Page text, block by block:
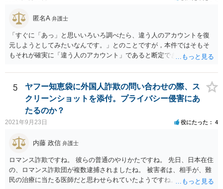
匿名A 弁護士
「すぐに「あっ」と思いいろいろ調べたら、違う人のアカウントを復
元しようとしてみたいなんです。」とのことですが，本件ではそもそ
もそれが確実に「違う人のアカウント」であると断定できていません
できません。余計な心配でしょう。
5
ヤフー知恵袋に外国人詐欺の問い合わせの際、ス
クリーンショットを添付。プライバシー侵害にあ
たるのか？
2021年9月23日 役にたった 4
内藤 政信 弁護士
ロマンス詐欺ですね。 彼らの普通のやりかたですね。 先日、日本在住
の、ロマンス詐欺団が複数逮捕されましたね。 被害者は、相手が、難
民の治療に当たる医師だと思わせられていたようですね。